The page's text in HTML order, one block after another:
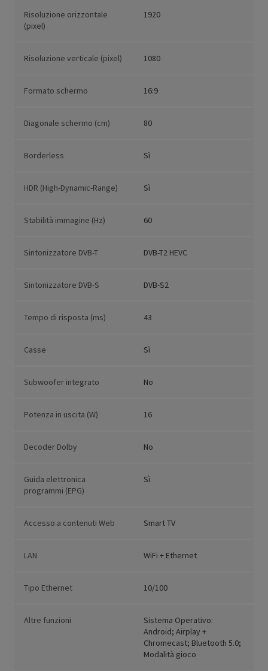
Risoluzione orizzontale
(pixel)
1920
Risoluzione verticale (pixel) 1080
Formato schermo 16:9
Diagonale schermo (cm) 80
Borderless Sì
HDR (High-Dynamic-Range) Sì
Stabilità immagine (Hz) 60
Sintonizzatore DVB-T DVB-T2 HEVC
Sintonizzatore DVB-S DVB-S2
Tempo di risposta (ms) 43
Casse Sì
Subwoofer integrato No
Potenza in uscita (W) 16
Decoder Dolby No
Guida elettronica
programmi (EPG)
Sì
Accesso a contenuti Web Smart TV
LAN WiFi + Ethernet
Tipo Ethernet 10/100
Altre funzioni
Sistema Operativo:
Android; Airplay +
Chromecast; Bluetooth 5.0;
Modalità gioco